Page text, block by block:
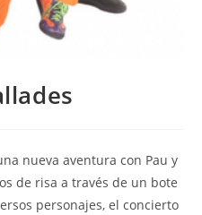
nueva aventura con Pau y
de risa a través de un bote
personajes, el concierto